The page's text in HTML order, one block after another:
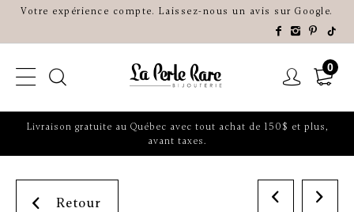
Votre expérience compte. Laissez-nous un avis sur Google.
0
Livraison gratuite au Québec avec tout achat de 150$ et plus,
avant taxes.
Retour